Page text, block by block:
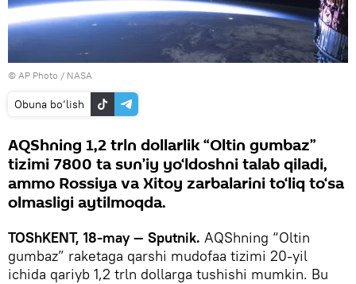
© AP Photo / NASA
Obuna bo‘lish
AQShning 1,2 trln dollarlik “Oltin gumbaz”
tizimi 7800 ta sun’iy yo‘ldoshni talab qiladi,
ammo Rossiya va Xitoy zarbalarini to‘liq to‘sa
olmasligi aytilmoqda.
TOShKENT, 18-may — Sputnik. AQShning “Oltin
gumbaz” raketaga qarshi mudofaa tizimi 20-yil
ichida qariyb 1,2 trln dollarga tushishi mumkin. Bu